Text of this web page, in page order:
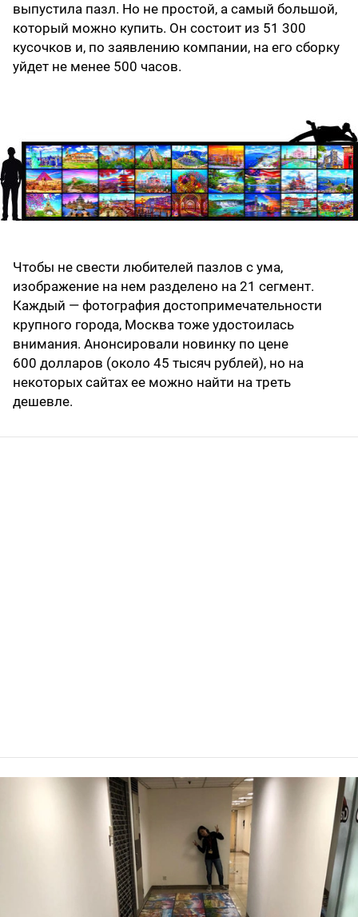
выпустила пазл. Но не простой, а самый большой,
который можно купить. Он состоит из 51 300
кусочков и, по заявлению компании, на его сборку
уйдет не менее 500 часов.
Чтобы не свести любителей пазлов с ума,
изображение на нем разделено на 21 сегмент.
Каждый — фотография достопримечательности
крупного города, Москва тоже удостоилась
внимания. Анонсировали новинку по цене
600 долларов (около 45 тысяч рублей), но на
некоторых сайтах ее можно найти на треть
дешевле.